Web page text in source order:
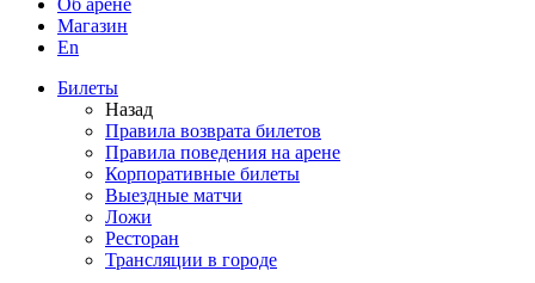
Об арене
Магазин
En
Билеты
Назад
Правила возврата билетов
Правила поведения на арене
Корпоративные билеты
Выездные матчи
Ложи
Ресторан
Трансляции в городе